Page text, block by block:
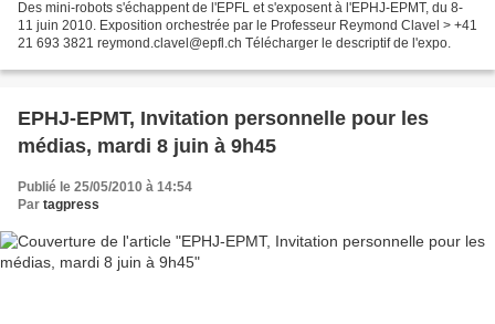
Des mini-robots s'échappent de l'EPFL et s'exposent à l'EPHJ-EPMT, du 8-
11 juin 2010. Exposition orchestrée par le Professeur Reymond Clavel > +41
21 693 3821 reymond.clavel@epfl.ch Télécharger le descriptif de l'expo.
EPHJ-EPMT, Invitation personnelle pour les
médias, mardi 8 juin à 9h45
Publié le 25/05/2010 à 14:54
Par tagpress